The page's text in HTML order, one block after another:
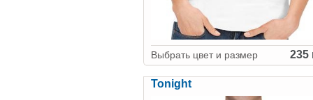
Выбрать цвет и размер 235
Tonight